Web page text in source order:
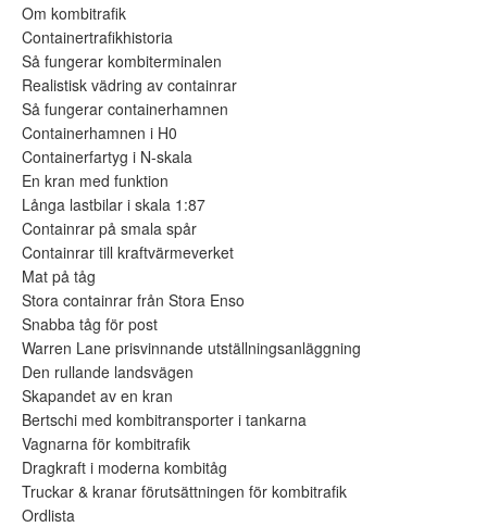
Om kombitrafik
Containertrafikhistoria
Så fungerar kombiterminalen
Realistisk vädring av containrar
Så fungerar containerhamnen
Containerhamnen i H0
Containerfartyg i N-skala
En kran med funktion
Långa lastbilar i skala 1:87
Containrar på smala spår
Containrar till kraftvärmeverket
Mat på tåg
Stora containrar från Stora Enso
Snabba tåg för post
Warren Lane prisvinnande utställningsanläggning
Den rullande landsvägen
Skapandet av en kran
Bertschi med kombitransporter i tankarna
Vagnarna för kombitrafik
Dragkraft i moderna kombitåg
Truckar & kranar förutsättningen för kombitrafik
Ordlista